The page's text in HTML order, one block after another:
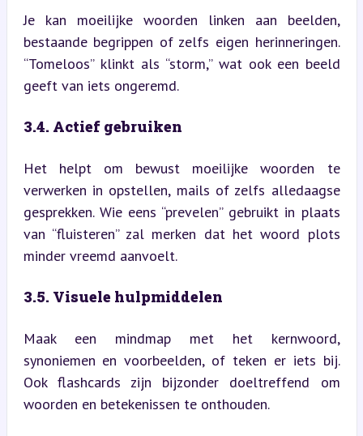
Je kan moeilijke woorden linken aan beelden,
bestaande begrippen of zelfs eigen herinneringen.
“Tomeloos” klinkt als “storm,” wat ook een beeld
geeft van iets ongeremd.
3.4. Actief gebruiken
Het helpt om bewust moeilijke woorden te
verwerken in opstellen, mails of zelfs alledaagse
gesprekken. Wie eens “prevelen” gebruikt in plaats
van “fluisteren” zal merken dat het woord plots
minder vreemd aanvoelt.
3.5. Visuele hulpmiddelen
Maak een mindmap met het kernwoord,
synoniemen en voorbeelden, of teken er iets bij.
Ook flashcards zijn bijzonder doeltreffend om
woorden en betekenissen te onthouden.